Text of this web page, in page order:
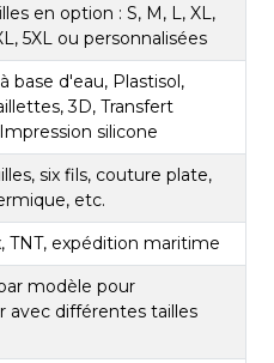
en option : S, M, L, XL,
5XL ou personnalisées
base d'eau, Plastisol,
3D, Transfert
silicone
six fils, couture plate,
etc.
TNT, expédition maritime
modèle pour
avec différentes tailles